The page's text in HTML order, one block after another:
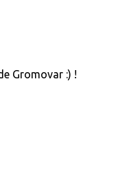
Gromovar :) !